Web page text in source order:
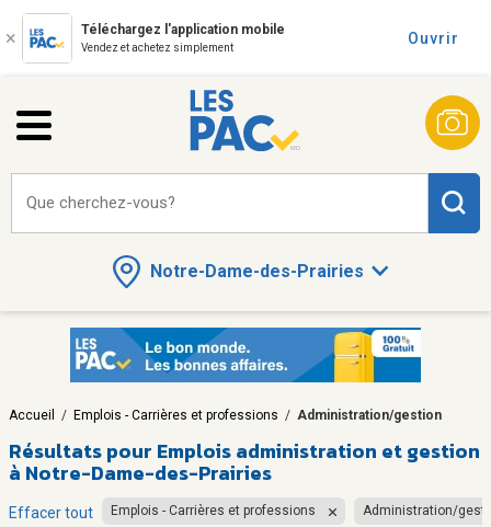
Téléchargez l'application mobile
Vendez et achetez simplement
Ouvrir
Notre-Dame-des-Prairies
Que cherchez-vous?
Accueil / Emplois - Carrières et professions / Administration/gestion
Résultats pour Emplois administration et gestion
à Notre-Dame-des-Prairies
Effacer tout Emplois - Carrières et professions Administration/